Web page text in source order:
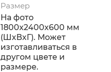
Размер
На фото
1800x2400х600 мм
(ШхВхГ). Может
изготавливаться в
другом цвете и
размере.